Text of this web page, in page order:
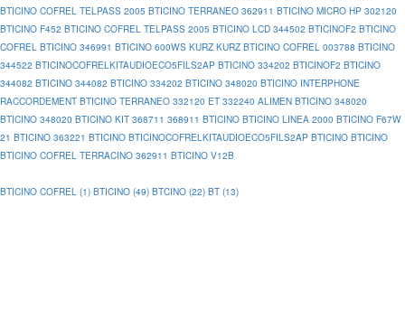
BTICINO COFREL TELPASS 2005 BTICINO TERRANEO 362911 BTICINO MICRO HP 302120
BTICINO F452 BTICINO COFREL TELPASS 2005 BTICINO LCD 344502 BTICINOF2 BTICINO
COFREL BTICINO 346991 BTICINO 600WS KURZ KURZ BTICINO COFREL 003788 BTICINO
344522 BTICINOCOFRELKITAUDIOECO5FILS2AP BTICINO 334202 BTICINOF2 BTICINO
344082 BTICINO 344082 BTICINO 334202 BTICINO 348020 BTICINO INTERPHONE
RACCORDEMENT BTICINO TERRANEO 332120 ET 332240 ALIMEN BTICINO 348020
BTICINO 348020 BTICINO KIT 368711 368911 BTICINO BTICINO LINEA 2000 BTICINO F67W
21 BTICINO 363221 BTICINO BTICINOCOFRELKITAUDIOECO5FILS2AP BTICINO BTICINO
BTICINO COFREL TERRACINO 362911 BTICINO V12B
BTICINO COFREL (1) BTICINO (49) BTCINO (22) BT (13)